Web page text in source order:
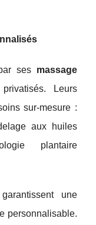
ses massage
Leurs
sur-mesure :
aux huiles
plantaire
une
personnalisable.